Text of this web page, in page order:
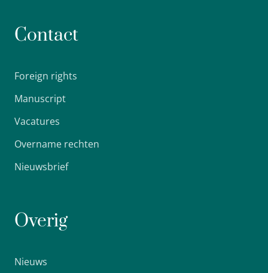
Contact
Foreign rights
Manuscript
Vacatures
Overname rechten
Nieuwsbrief
Overig
Nieuws